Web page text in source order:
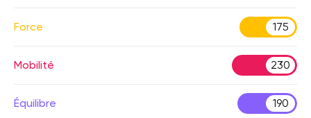
Force 175
Mobilité 230
Équilibre 190